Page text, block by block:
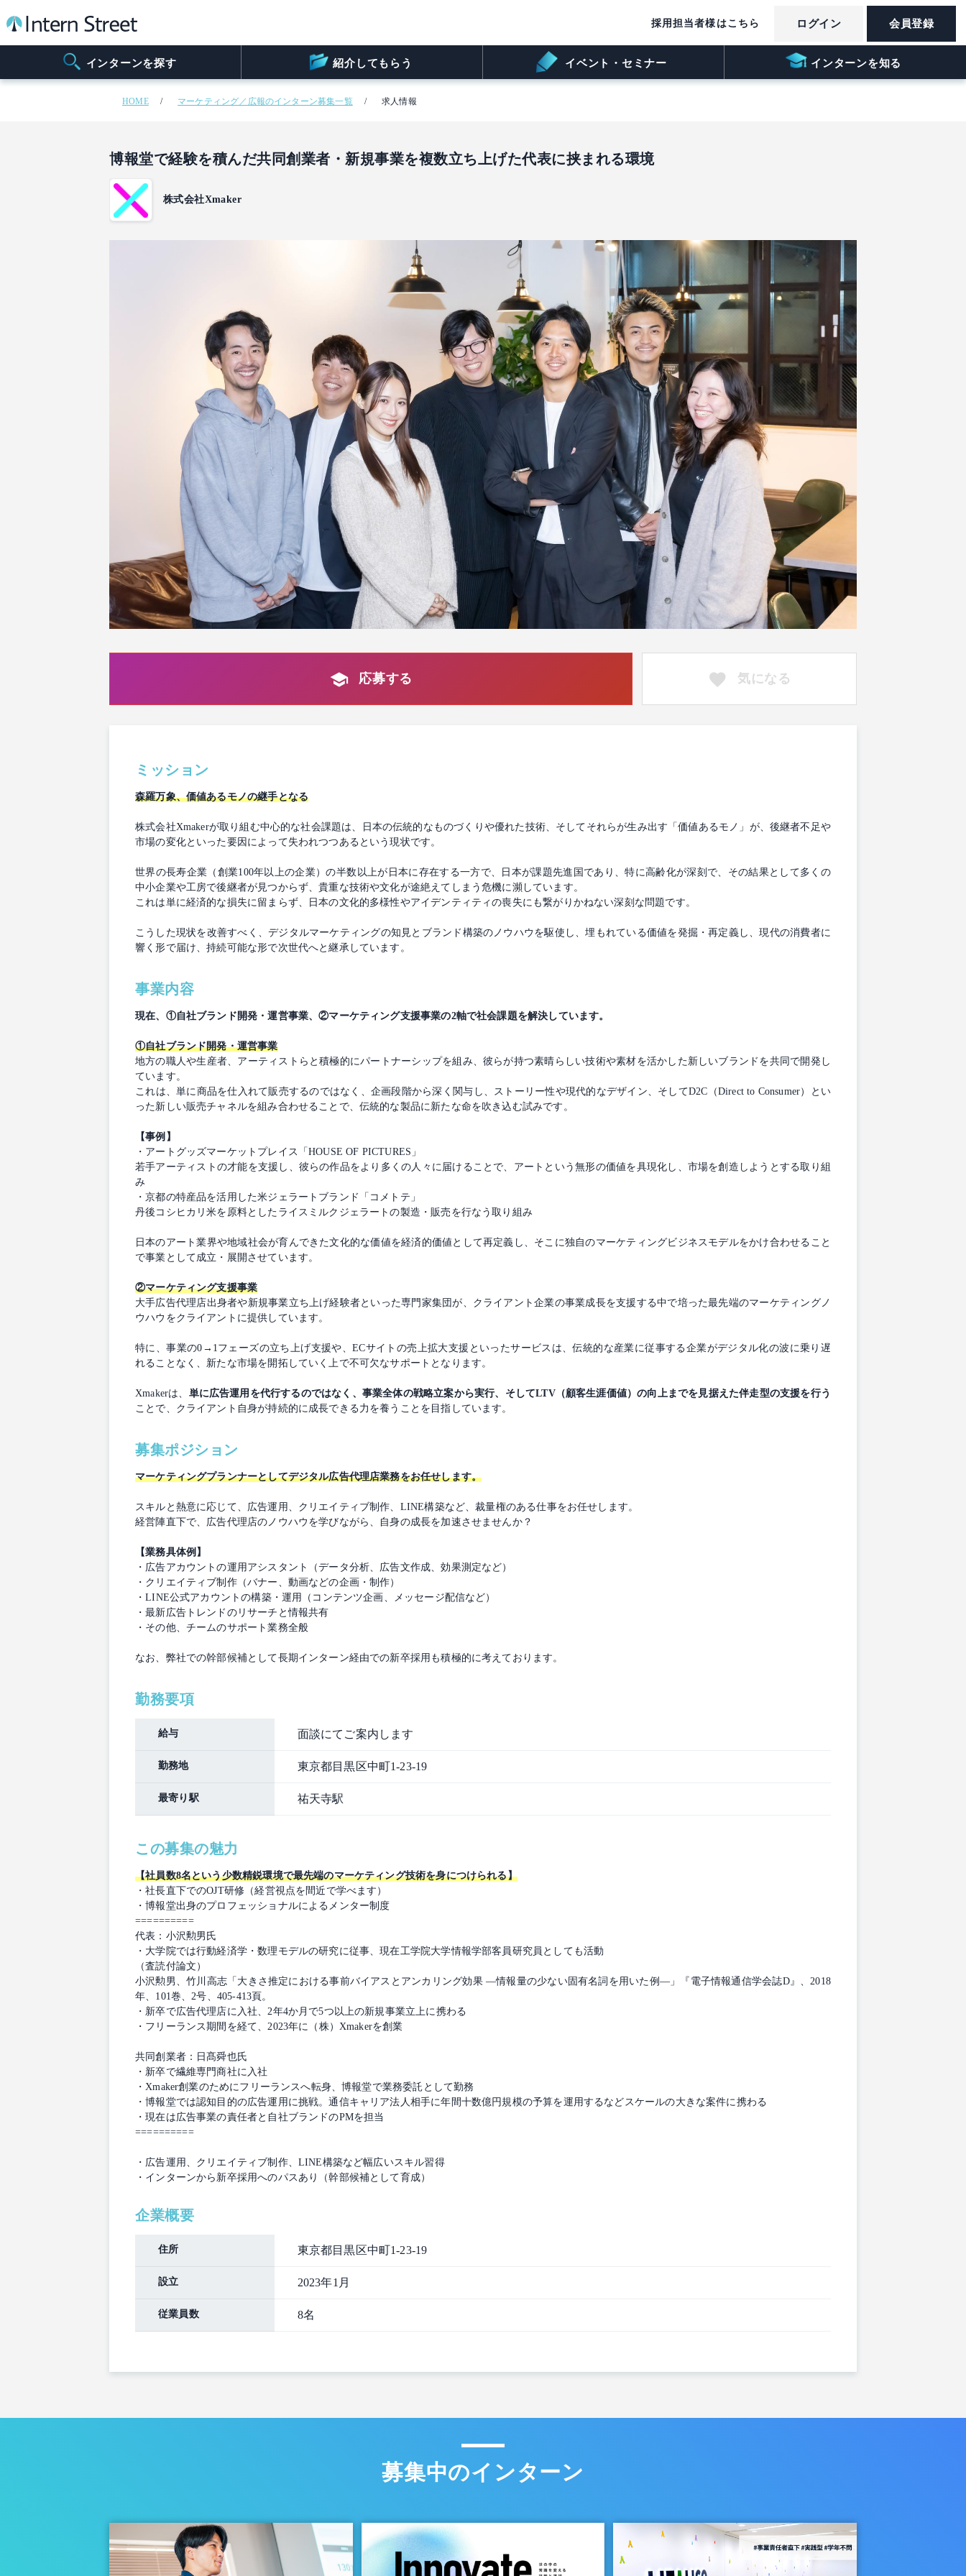
インターンを探す 紹介してもらう イベント・セミナー インターンを知る
採用担当者様はこちら ログイン 会員登録
HOME マーケティング／広報のインターン募集一覧 求人情報
博報堂で経験を積んだ共同創業者・新規事業を複数立ち上げた代表に挟まれる環境
株式会社Xmaker
応募する 気になる
ミッション
森羅万象、価値あるモノの継手となる
株式会社Xmakerが取り組む中心的な社会課題は、日本の伝統的なものづくりや優れた技術、そしてそれらが生み出す「価値あるモノ」が、後継者不足や
市場の変化といった要因によって失われつつあるという現状です。
世界の長寿企業（創業100年以上の企業）の半数以上が日本に存在する一方で、日本が課題先進国であり、特に高齢化が深刻で、その結果として多くの
中小企業や工房で後継者が見つからず、貴重な技術や文化が途絶えてしまう危機に瀕しています。
これは単に経済的な損失に留まらず、日本の文化的多様性やアイデンティティの喪失にも繋がりかねない深刻な問題です。
こうした現状を改善すべく、デジタルマーケティングの知見とブランド構築のノウハウを駆使し、埋もれている価値を発掘・再定義し、現代の消費者に
響く形で届け、持続可能な形で次世代へと継承しています。
事業内容
現在、①自社ブランド開発・運営事業、②マーケティング支援事業の2軸で社会課題を解決しています。
①自社ブランド開発・運営事業
地方の職人や生産者、アーティストらと積極的にパートナーシップを組み、彼らが持つ素晴らしい技術や素材を活かした新しいブランドを共同で開発し
ています。
これは、単に商品を仕入れて販売するのではなく、企画段階から深く関与し、ストーリー性や現代的なデザイン、そしてD2C（Direct to Consumer）とい
った新しい販売チャネルを組み合わせることで、伝統的な製品に新たな命を吹き込む試みです。
【事例】
・アートグッズマーケットプレイス「HOUSE OF PICTURES」
若手アーティストの才能を支援し、彼らの作品をより多くの人々に届けることで、アートという無形の価値を具現化し、市場を創造しようとする取り組
み
・京都の特産品を活用した米ジェラートブランド「コメトテ」
丹後コシヒカリ米を原料としたライスミルクジェラートの製造・販売を行なう取り組み
日本のアート業界や地域社会が育んできた文化的な価値を経済的価値として再定義し、そこに独自のマーケティングビジネスモデルをかけ合わせること
で事業として成立・展開させています。
②マーケティング支援事業
大手広告代理店出身者や新規事業立ち上げ経験者といった専門家集団が、クライアント企業の事業成長を支援する中で培った最先端のマーケティングノ
ウハウをクライアントに提供しています。
特に、事業の0→1フェーズの立ち上げ支援や、ECサイトの売上拡大支援といったサービスは、伝統的な産業に従事する企業がデジタル化の波に乗り遅
れることなく、新たな市場を開拓していく上で不可欠なサポートとなります。
Xmakerは、 単に広告運用を代行するのではなく、事業全体の戦略立案から実行、そしてLTV（顧客生涯価値）の向上までを見据えた伴走型の支援を行う
ことで、クライアント自身が持続的に成長できる力を養うことを目指しています。
募集ポジション
マーケティングプランナーとしてデジタル広告代理店業務をお任せします。
スキルと熱意に応じて、広告運用、クリエイティブ制作、LINE構築など、裁量権のある仕事をお任せします。
経営陣直下で、広告代理店のノウハウを学びながら、自身の成長を加速させませんか？
【業務具体例】
・広告アカウントの運用アシスタント（データ分析、広告文作成、効果測定など）
・クリエイティブ制作（バナー、動画などの企画・制作）
・LINE公式アカウントの構築・運用（コンテンツ企画、メッセージ配信など）
・最新広告トレンドのリサーチと情報共有
・その他、チームのサポート業務全般
なお、弊社での幹部候補として長期インターン経由での新卒採用も積極的に考えております。
勤務要項
給与 面談にてご案内します
勤務地 東京都目黒区中町1-23-19
最寄り駅 祐天寺駅
この募集の魅力
【社員数8名という少数精鋭環境で最先端のマーケティング技術を身につけられる】
・社長直下でのOJT研修（経営視点を間近で学べます）
・博報堂出身のプロフェッショナルによるメンター制度
==========
代表：小沢勲男氏
・大学院では行動経済学・数理モデルの研究に従事、現在工学院大学情報学部客員研究員としても活動
（査読付論文）
小沢勲男、竹川高志「大きさ推定における事前バイアスとアンカリング効果 ―情報量の少ない固有名詞を用いた例―」『電子情報通信学会誌D』、2018
年、101巻、2号、405-413頁。
・新卒で広告代理店に入社、2年4か月で5つ以上の新規事業立上に携わる
・フリーランス期間を経て、2023年に（株）Xmakerを創業
共同創業者：日髙舜也氏
・新卒で繊維専門商社に入社
・Xmaker創業のためにフリーランスへ転身、博報堂で業務委託として勤務
・博報堂では認知目的の広告運用に挑戦。通信キャリア法人相手に年間十数億円規模の予算を運用するなどスケールの大きな案件に携わる
・現在は広告事業の責任者と自社ブランドのPMを担当
==========
・広告運用、クリエイティブ制作、LINE構築など幅広いスキル習得
・インターンから新卒採用へのパスあり（幹部候補として育成）
企業概要
住所 東京都目黒区中町1-23-19
設立 2023年1月
従業員数 8名
募集中のインターン